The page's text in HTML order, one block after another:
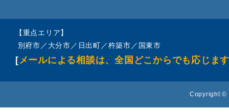
【重点エリア】
別府市／大分市／日出町／杵築市／国東市
[メールによる相談は、全国どこからでも応じま
Copyright ©